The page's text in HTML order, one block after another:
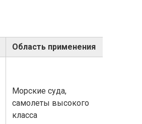
Область применения
Морские суда,
самолеты высокого
класса